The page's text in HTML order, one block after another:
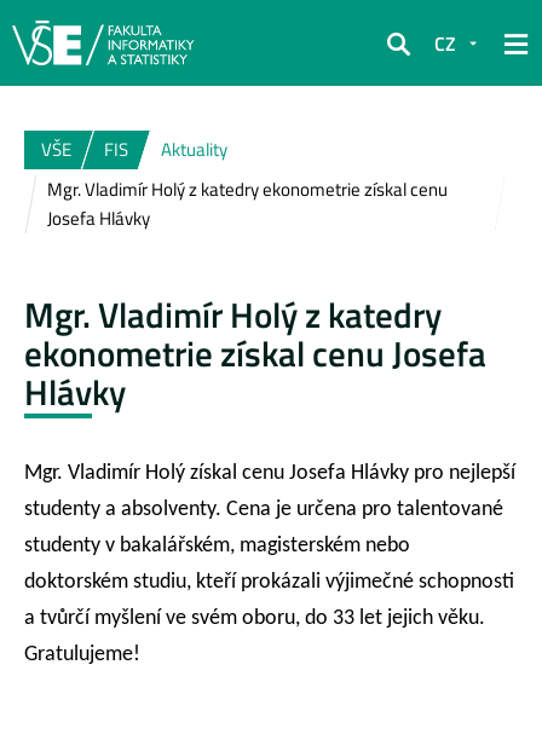
Hledat
CZ
VŠE FIS
Aktuality
Mgr. Vladimír Holý z katedry ekonometrie získal cenu
Josefa Hlávky
Mgr. Vladimír Holý z katedry
ekonometrie získal cenu Josefa
Hlávky
Mgr. Vladimír Holý získal cenu Josefa Hlávky pro nejlepší
studenty a absolventy. Cena je určena pro talentované
studenty v bakalářském, magisterském nebo
doktorském studiu, kteří prokázali výjimečné schopnosti
a tvůrčí myšlení ve svém oboru, do 33 let jejich věku.
Gratulujeme!